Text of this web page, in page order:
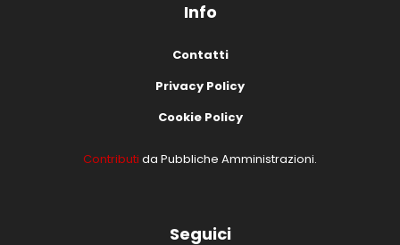
Info
Contatti
Privacy Policy
Cookie Policy
Contributi da Pubbliche Amministrazioni.
Seguici